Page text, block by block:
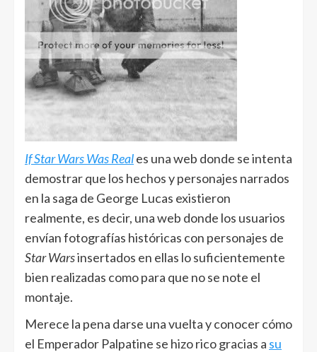
If Star Wars Was Reales una web donde se intenta
demostrar que los hechos y personajes narrados
en la saga de George Lucas existieron
realmente, es decir, una web donde los usuarios
envían fotografías históricas con personajes de
Star Warsinsertados en ellas lo suficientemente
bien realizadas como para que no se note el
montaje.
Merece la pena darse una vuelta y conocer cómo
el Emperador Palpatine se hizo rico gracias a su